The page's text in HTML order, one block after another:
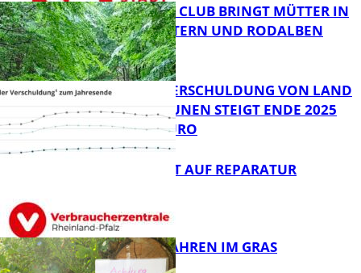
FB News
FB News
NEUER MOM CLUB BRINGT MÜTTER IN
KAISERSLAUTERN UND RODALBEN
ZUSAMMEN
FB News
PRO-KOPF-VERSCHULDUNG VON LAND
UND KOMMUNEN STEIGT ENDE 2025
AUF 9.600 EURO
NEUES RECHT AUF REPARATUR
GIFTIGE GEFAHREN IM GRAS